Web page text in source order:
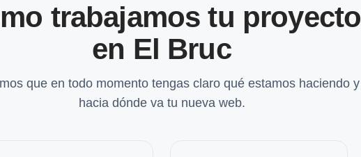
trabajamos tu proyecto
en El Bruc
que en todo momento tengas claro qué estamos haciendo y
hacia dónde va tu nueva web.